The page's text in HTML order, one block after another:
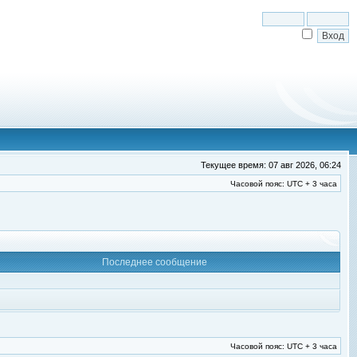
Текущее время: 07 авг 2026, 06:24
Часовой пояс: UTC + 3 часа
Последнее сообщение
Часовой пояс: UTC + 3 часа